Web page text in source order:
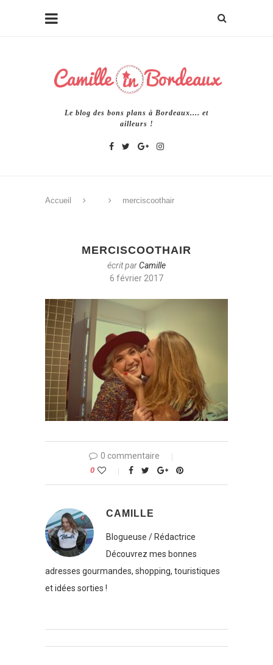
Le blog des bons plans à Bordeaux.... et
ailleurs !
Accueil merciscoothair
MERCISCOOTHAIR
écrit parCamille
6 février 2017
0 commentaire
0
CAMILLE
Blogueuse / Rédactrice
Découvrez mes bonnes
adresses gourmandes, shopping, touristiques
et idées sorties !